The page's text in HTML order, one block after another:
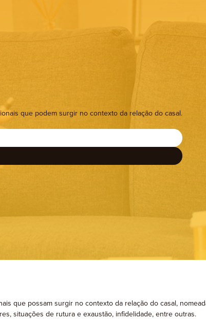
Terapia da Fala
que podem surgir no contexto da relação do casal.
que possam surgir no contexto da relação do casal,
situações de rutura e exaustão, infidelidade, entre outras.